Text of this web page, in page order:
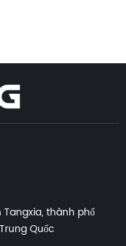
Tangxia, thành phố
Quốc